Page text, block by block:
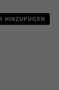
HINZUFÜGEN
unsere
Sie tun